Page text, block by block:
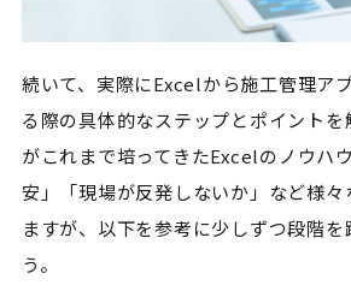
続いて、実際にExcelから施工管理ア
る際の具体的なステップとポイント
がこれまで培ってきたExcelのノウハ
安」「現場が反発しないか」など様
ますが、以下を参考に少しずつ段階を
う。